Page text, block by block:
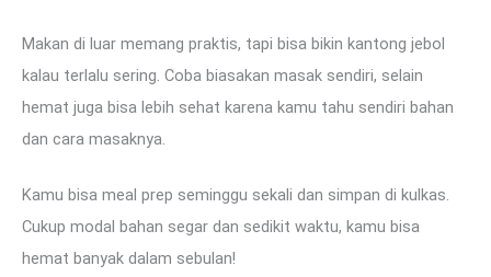
Makan di luar memang praktis, tapi bisa bikin kantong jebol
kalau terlalu sering. Coba biasakan masak sendiri, selain
hemat juga bisa lebih sehat karena kamu tahu sendiri bahan
dan cara masaknya.
Kamu bisa meal prep seminggu sekali dan simpan di kulkas.
Cukup modal bahan segar dan sedikit waktu, kamu bisa
hemat banyak dalam sebulan!